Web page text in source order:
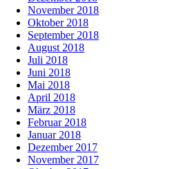
November 2018
Oktober 2018
September 2018
August 2018
Juli 2018
Juni 2018
Mai 2018
April 2018
März 2018
Februar 2018
Januar 2018
Dezember 2017
November 2017